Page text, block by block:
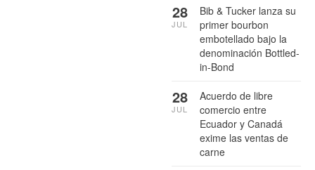
Bib & Tucker lanza su
primer bourbon
embotellado bajo la
denominación Bottled-
in-Bond
28
JUL
Acuerdo de libre
comercio entre
Ecuador y Canadá
exime las ventas de
carne
28
JUL